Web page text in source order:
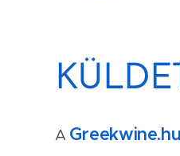
A Greekwine.hu